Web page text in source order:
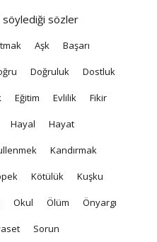
söylediği sözler
Aşk Başarı
Doğruluk Dostluk
Eğitim Evlilik Fikir
Hayal Hayat
Kandırmak
Kötülük Kuşku
Okul Ölüm Önyargı
Sorun